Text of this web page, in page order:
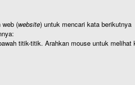
web (website) untuk mencari kata berikutnya
titik-titik. Arahkan mouse untuk melihat